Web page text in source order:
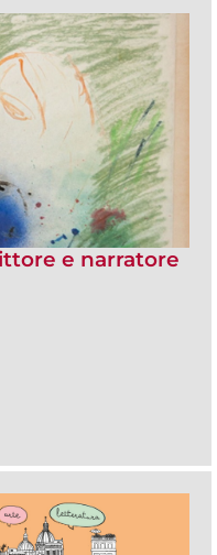
e narratore